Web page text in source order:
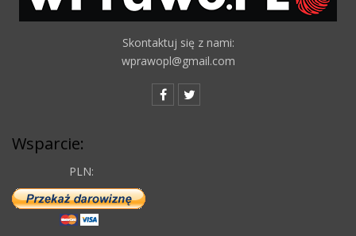
Skontaktuj się z nami:
wprawopl@gmail.com
Wsparcie:
PLN: